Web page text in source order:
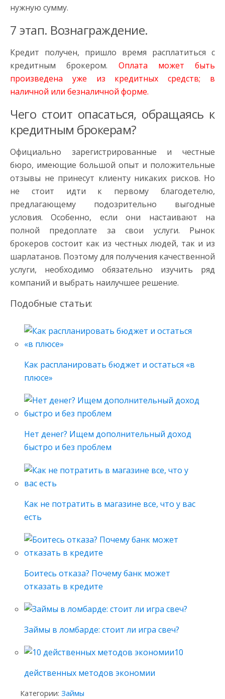
нужную сумму.
7 этап. Вознаграждение.
Кредит получен, пришло время расплатиться с
кредитным брокером. Оплата может быть
произведена уже из кредитных средств; в
наличной или безналичной форме.
Чего стоит опасаться, обращаясь к
кредитным брокерам?
Официально зарегистрированные и честные
бюро, имеющие большой опыт и положительные
отзывы не принесут клиенту никаких рисков. Но
не стоит идти к первому благодетелю,
предлагающему подозрительно выгодные
условия. Особенно, если они настаивают на
полной предоплате за свои услуги. Рынок
брокеров состоит как из честных людей, так и из
шарлатанов. Поэтому для получения качественной
услуги, необходимо обязательно изучить ряд
компаний и выбрать наилучшее решение.
Подобные статьи:
Как распланировать бюджет и остаться «в
плюсе»
Нет денег? Ищем дополнительный доход
быстро и без проблем
Как не потратить в магазине все, что у вас
есть
Боитесь отказа? Почему банк может
отказать в кредите
Займы в ломбарде: стоит ли игра свеч?
10
действенных методов экономии
Категории: Займы